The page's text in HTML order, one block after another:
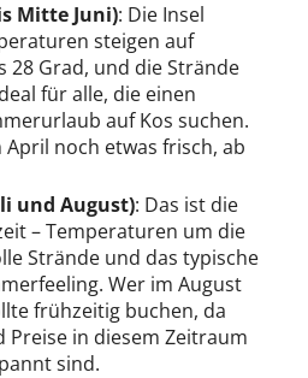
Mitte Juni): Die Insel
steigen auf
28 Grad, und die Strände
für alle, die einen
auf Kos suchen.
April noch etwas frisch, ab
und August): Das ist die
– Temperaturen um die
Strände und das typische
Wer im August
frühzeitig buchen, da
Preise in diesem Zeitraum
sind.